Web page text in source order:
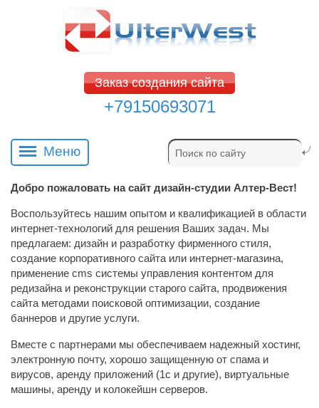
Заказ создания сайта
+79150693071
Меню
Добро пожаловать на сайт дизайн-студии Алтер-Вест!
Воспользуйтесь нашим опытом и квалификацией в области
интернет-технологий для решения Ваших задач. Мы
предлагаем: дизайн и разработку фирменного стиля,
создание корпоративного сайта или интернет-магазина,
применение cms системы управления контентом для
редизайна и реконструкции старого сайта, продвижения
сайта методами поисковой оптимизации, создание
баннеров и другие услуги.
Вместе с партнерами мы обеспечиваем надежный хостинг,
электронную почту, хорошо защищенную от спама и
вирусов, аренду приложений (1с и другие), виртуальные
машины, аренду и колокейшн серверов.